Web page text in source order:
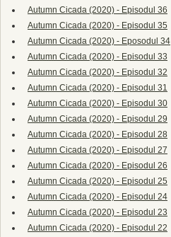
Autumn Cicada (2020) - Episodul 36
Autumn Cicada (2020) - Episodul 35
Autumn Cicada (2020) - Eposodul 34
Autumn Cicada (2020) - Episodul 33
Autumn Cicada (2020) - Episodul 32
Autumn Cicada (2020) - Episodul 31
Autumn Cicada (2020) - Episodul 30
Autumn Cicada (2020) - Episodul 29
Autumn Cicada (2020) - Episodul 28
Autumn Cicada (2020) - Episodul 27
Autumn Cicada (2020) - Episodul 26
Autumn Cicada (2020) - Episodul 25
Autumn Cicada (2020) - Episodul 24
Autumn Cicada (2020) - Episodul 23
Autumn Cicada (2020) - Episodul 22